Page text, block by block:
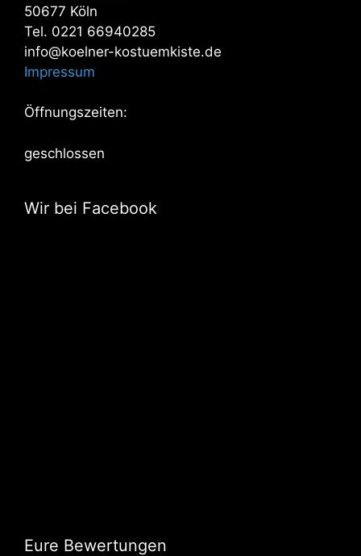
50677 Köln
Tel. 0221 66940285
info@koelner-kostuemkiste.de
Impressum
Öffnungszeiten:
geschlossen
Wir bei Facebook
Eure Bewertungen